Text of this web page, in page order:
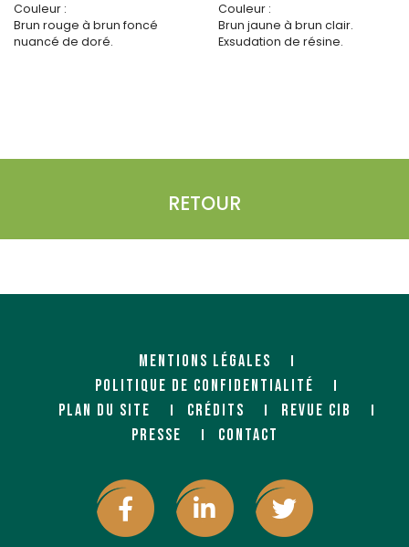
Couleur :
Brun rouge à brun foncé
nuancé de doré.
Couleur :
Brun jaune à brun clair.
Exsudation de résine.
RETOUR
MENTIONS LÉGALES
POLITIQUE DE CONFIDENTIALITÉ
PLAN DU SITE
CRÉDITS
REVUE CIB
PRESSE
CONTACT